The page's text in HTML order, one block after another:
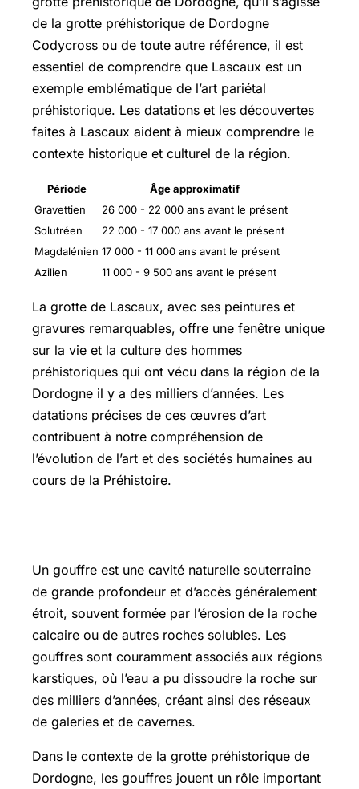
de la grotte préhistorique de Dordogne
Codycross ou de toute autre référence, il est
essentiel de comprendre que Lascaux est un
exemple emblématique de l’art pariétal
préhistorique. Les datations et les découvertes
faites à Lascaux aident à mieux comprendre le
contexte historique et culturel de la région.
Période
Âge approximatif
Gravettien
26 000 - 22 000 ans avant le présent
Solutréen
22 000 - 17 000 ans avant le présent
Magdalénien 17 000 - 11 000 ans avant le présent
Azilien
11 000 - 9 500 ans avant le présent
La grotte de Lascaux, avec ses peintures et
gravures remarquables, offre une fenêtre unique
sur la vie et la culture des hommes
préhistoriques qui ont vécu dans la région de la
Dordogne il y a des milliers d’années. Les
datations précises de ces œuvres d’art
contribuent à notre compréhension de
l’évolution de l’art et des sociétés humaines au
cours de la Préhistoire.
Un gouffre est une cavité naturelle souterraine
de grande profondeur et d’accès généralement
étroit, souvent formée par l’érosion de la roche
calcaire ou de autres roches solubles. Les
gouffres sont couramment associés aux régions
karstiques, où l’eau a pu dissoudre la roche sur
des milliers d’années, créant ainsi des réseaux
de galeries et de cavernes.
Dans le contexte de la grotte préhistorique de
Dordogne, les gouffres jouent un rôle important